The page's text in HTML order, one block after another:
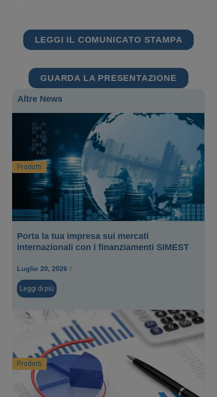
LEGGI IL COMUNICATO STAMPA
GUARDA LA PRESENTAZIONE
Altre News
Prodotti
Porta la tua impresa sui mercati
internazionali con i finanziamenti SIMEST
Luglio 20, 2026 /
Leggi di più
Prodotti